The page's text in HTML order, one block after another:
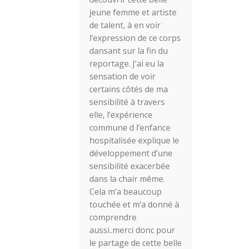
jeune femme et artiste
de talent, à en voir
l’expression de ce corps
dansant sur la fin du
reportage. J’ai eu la
sensation de voir
certains côtés de ma
sensibilité à travers
elle, l’expérience
commune d l’enfance
hospitalisée explique le
développement d’une
sensibilité exacerbée
dans la chair même.
Cela m’a beaucoup
touchée et m’a donné à
comprendre
aussi..merci donc pour
le partage de cette belle